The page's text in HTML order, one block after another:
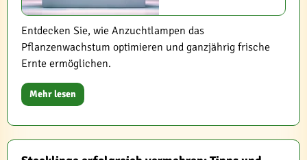
Entdecken Sie, wie Anzuchtlampen das
Pflanzenwachstum optimieren und ganzjährig frische
Ernte ermöglichen.
Mehr lesen